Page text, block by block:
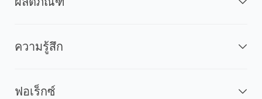
ความรู้สึก
ฟอเร็กซ์